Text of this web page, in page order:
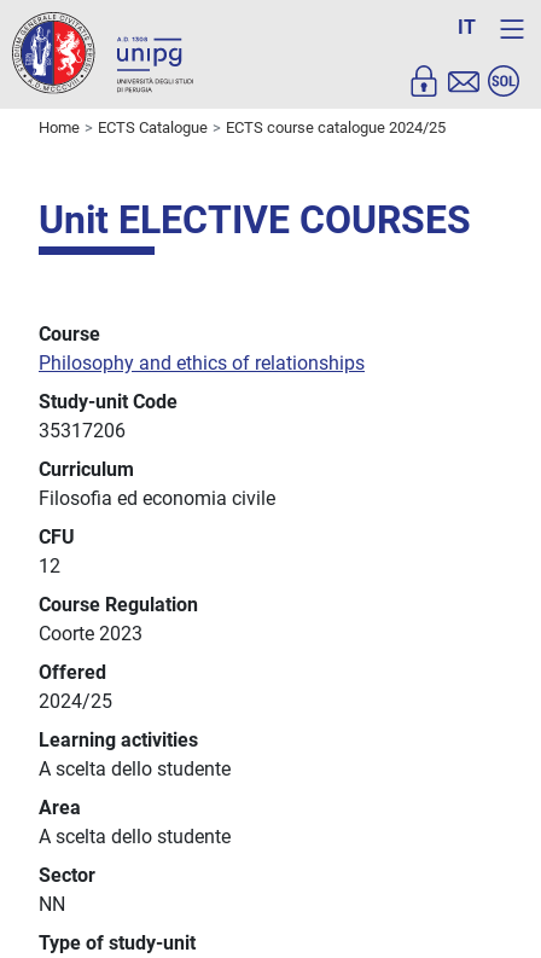
IT
Home ECTS Catalogue ECTS course catalogue 2024/25
Unit ELECTIVE COURSES
Course
Philosophy and ethics of relationships
Study-unit Code
35317206
Curriculum
Filosofia ed economia civile
CFU
12
Course Regulation
Coorte 2023
Offered
2024/25
Learning activities
A scelta dello studente
Area
A scelta dello studente
Sector
NN
Type of study-unit